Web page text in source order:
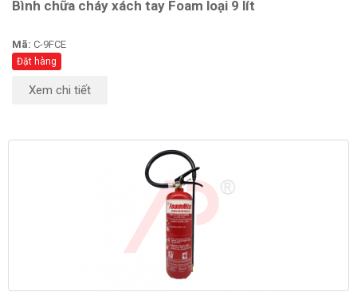
Bình chữa cháy xách tay Foam loại 9 lít
Mã: C-9FCE
Đặt hàng
Xem chi tiết